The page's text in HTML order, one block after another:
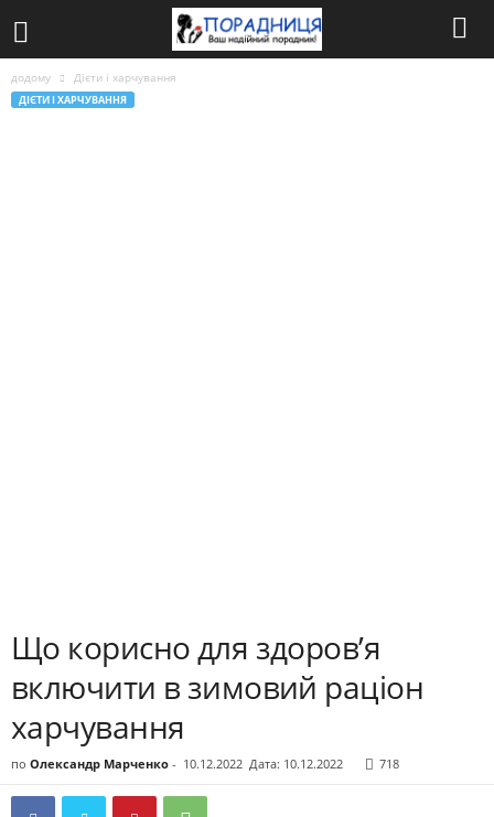
додому Дієти і харчування
ДІЄТИ І ХАРЧУВАННЯ
Що корисно для здоров’я
включити в зимовий раціон
харчування
по Олександр Марченко - 10.12.2022 Дата: 10.12.2022 718